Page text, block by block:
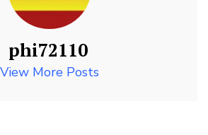
phi72110
View More Posts